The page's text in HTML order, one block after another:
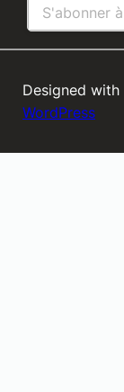
Designed with
WordPress